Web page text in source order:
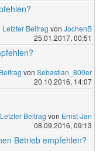
Letzter Beitrag von JochenB
25.01.2017, 00:51
von Sebastian_800er
20.10.2016, 14:07
Letzter Beitrag von Ernst-Jan
08.09.2016, 09:13
Betrieb empfehlen?